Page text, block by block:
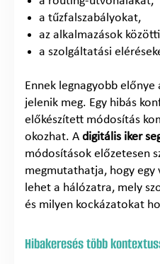
a tűzfalszabályokat,
az alkalmazások
a szolgáltatási
Ennek legnagyobb előnye
jelenik meg. Egy hibás
előkészített módosítás
okozhat. A digitális iker
módosítások előzetesen
megmutathatja, hogy egy
lehet a hálózatra, mely
és milyen kockázatokat
Hibakeresés több